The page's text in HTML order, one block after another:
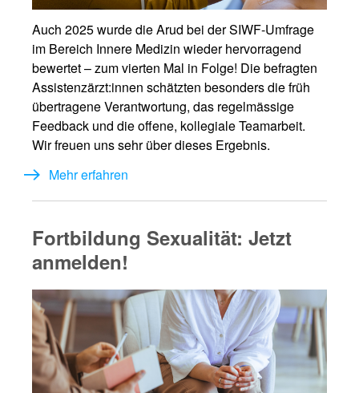
Auch 2025 wurde die Arud bei der SIWF-Umfrage
im Bereich Innere Medizin wieder hervorragend
bewertet – zum vierten Mal in Folge! Die befragten
Assistenzärzt:innen schätzten besonders die früh
übertragene Verantwortung, das regelmässige
Feedback und die offene, kollegiale Teamarbeit.
Wir freuen uns sehr über dieses Ergebnis.
Mehr erfahren
Fortbildung Sexualität: Jetzt
anmelden!